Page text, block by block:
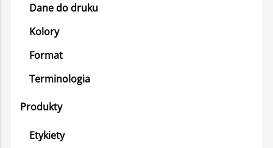
Dane do druku
Kolory
Format
Terminologia
Produkty
Etykiety